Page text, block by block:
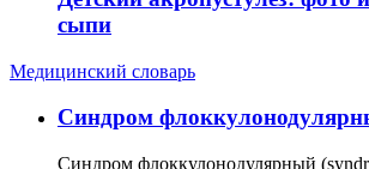
сыпи
Медицинский словарь
Cиндром
Синдром флоккулонодулярный